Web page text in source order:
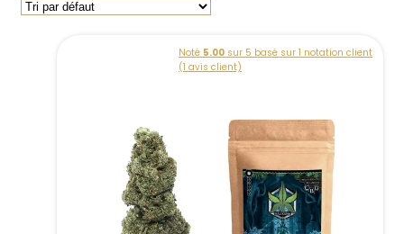
Noté 5.00 sur 5 basé sur 1 notation client
(1 avis client)